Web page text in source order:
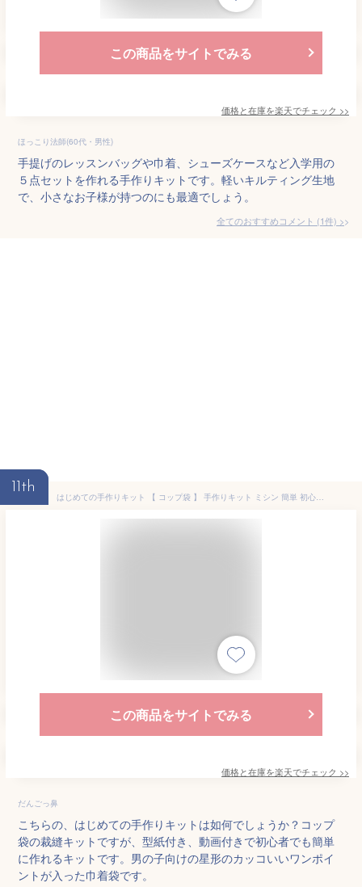
この商品をサイトでみる
価格と在庫を楽天でチェック >>
ほっこり法師(60代・男性)
手提げのレッスンバッグや巾着、シューズケースなど入学用の
５点セットを作れる手作りキットです。軽いキルティング生地
で、小さなお子様が持つのにも最適でしょう。
全てのおすすめコメント (1件) >
11th
はじめての手作りキット 【 コップ袋 】 手作りキット ミシン 簡単 初心者 型紙付 生地 日本製 QRコード 動画 レシピ ハンドメイド 手芸 ハンドクラフト 裁縫 給食袋 子育てにちょうどいいミシン 入園入学 グッズ セット 手作り キット アックスヤマザキ
この商品をサイトでみる
価格と在庫を楽天でチェック >>
だんごっ鼻
こちらの、はじめての手作りキットは如何でしょうか？コップ
袋の裁縫キットですが、型紙付き、動画付きで初心者でも簡単
に作れるキットです。男の子向けの星形のカッコいいワンポイ
ントが入った巾着袋です。